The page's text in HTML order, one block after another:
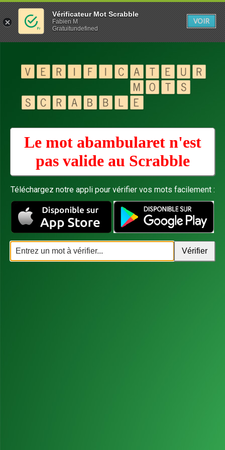
Le mot abambularet n'est
pas valide au Scrabble
Téléchargez notre appli pour vérifier vos mots facilement :
Vérificateur Mot Scrabble
Fabien M
Gratuitundefined
VOIR